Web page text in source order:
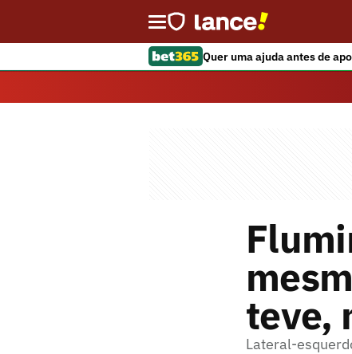
Quer uma ajuda antes de
teve,
Lateral-